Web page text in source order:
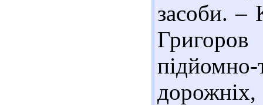
засоби.